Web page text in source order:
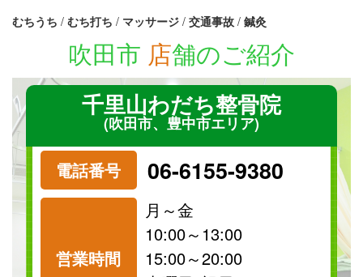
むちうち / むち打ち / マッサージ / 交通事故 / 鍼灸
吹田市 店舗のご紹介
千里山わだち整骨院
(吹田市、豊中市エリア)
電話番号 06-6155-9380
営業時間
月～金
10:00～13:00
15:00～20:00